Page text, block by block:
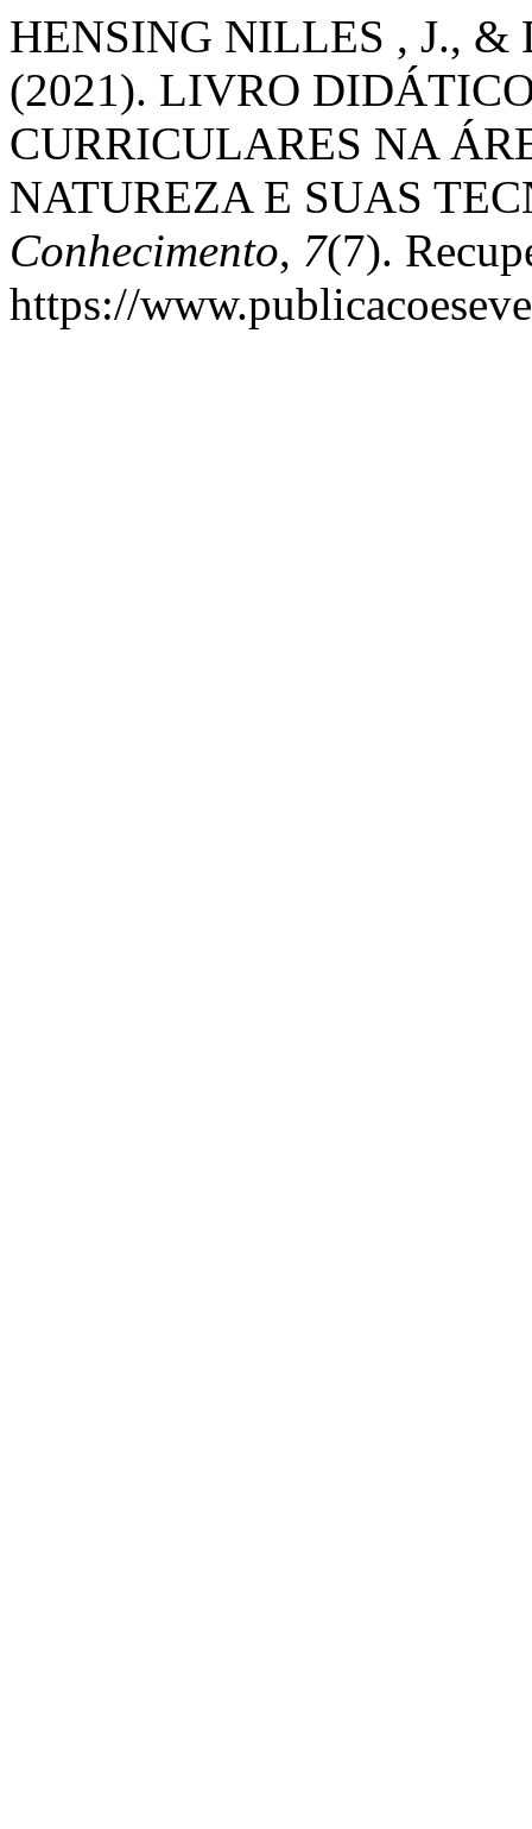
HENSING NILLES , J., &
(2021). LIVRO
CURRICULARES NA
NATUREZA E SUAS
Conhecimento, 7(7).
https://